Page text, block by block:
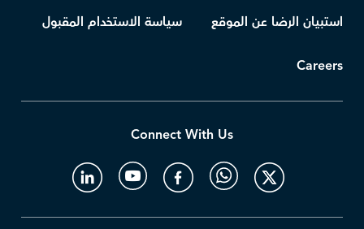
استبيان الرضا عن الموقع سياسة الاستخدام المقبول
Careers
Connect With Us